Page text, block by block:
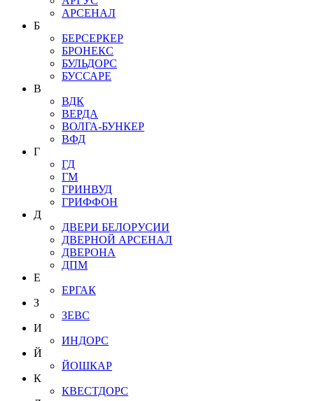
АРСЕНАЛ
Б
БЕРСЕРКЕР
БРОНЕКС
БУЛЬДОРС
БУССАРЕ
В
ВДК
ВЕРДА
ВОЛГА-БУНКЕР
ВФД
Г
ГД
ГМ
ГРИНВУД
ГРИФФОН
Д
ДВЕРИ БЕЛОРУСИИ
ДВЕРНОЙ АРСЕНАЛ
ДВЕРОНА
ДПМ
Е
ЕРГАК
З
ЗЕВС
И
ИНДОРС
Й
ЙОШКАР
К
КВЕСТДОРС